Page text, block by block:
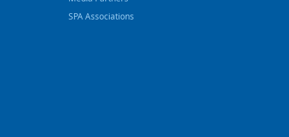
SPA Associations